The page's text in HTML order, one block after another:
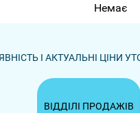
Немає
І АКТУАЛЬНІ ЦІНИ
ВІДДІЛІ ПРОДАЖІВ